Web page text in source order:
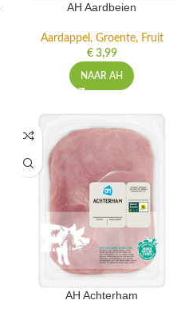
AH Aardbeien
Aardappel, Groente, Fruit
€3,99
NAAR AH
AH Achterham